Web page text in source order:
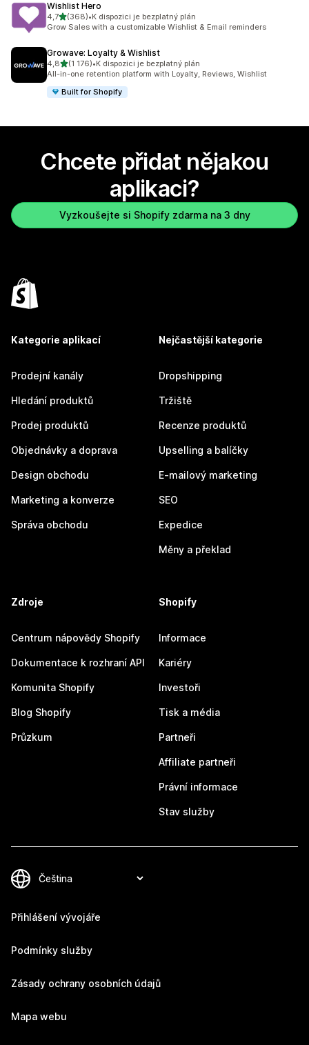
Wishlist Hero
4,7z 5 hvězd
(368)
Celkový počet recenzí: 368
•K dispozici je bezplatný plán
Grow Sales with a customizable Wishlist & Email reminders
Growave: Loyalty & Wishlist
4,8z 5 hvězd
(1 176)
Celkový počet recenzí: 1176
•K dispozici je bezplatný plán
All-in-one retention platform with Loyalty, Reviews, Wishlist
Built for Shopify
Chcete přidat nějakou
aplikaci?
Vyzkoušejte si Shopify zdarma na 3 dny
Kategorie aplikací
Prodejní kanály
Hledání produktů
Prodej produktů
Objednávky a doprava
Design obchodu
Marketing a konverze
Správa obchodu
Nejčastější kategorie
Dropshipping
Tržiště
Recenze produktů
Upselling a balíčky
E-mailový marketing
SEO
Expedice
Měny a překlad
Zdroje
Centrum nápovědy Shopify
Dokumentace k rozhraní API
Komunita Shopify
Blog Shopify
Průzkum
Shopify
Informace
Kariéry
Investoři
Tisk a média
Partneři
Affiliate partneři
Právní informace
Stav služby
Přihlášení vývojáře
Podmínky služby
Zásady ochrany osobních údajů
Mapa webu